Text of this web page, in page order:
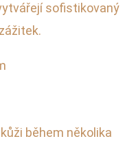
sofistikovaný
během několika